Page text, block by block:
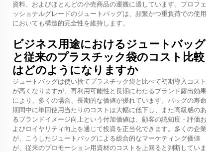
資料、およびほとんどの小売商品の運搬に適しています。プロフェ
ッショナルグレードのジュートバッグは、頻繁かつ重負荷での使用
においても構造的完全性を維持します。
ビジネス用途におけるジュートバッグ
と従来のプラスチック袋のコスト比較
はどのようになりますか
ジュートバッグは使い捨てプラスチック袋と比べて初期導入コスト
が高くなりますが、再利用可能性と長期にわたるブランド露出効果
により、多くの場合、長期的な価値が優れています。バッグの寿命
期間中に単回使用当たりのコストは大幅に低下し、また高級感のあ
るブランドイメージ向上という付加価値は、顧客の認知度・評価お
よびロイヤリティ向上を通じて投資を正当化できます。多くの企業
が、こうしたジュートバッグによる総合的なマーケティング価値
が、従来のプロモーション用資材のコストを上回ると判断していま